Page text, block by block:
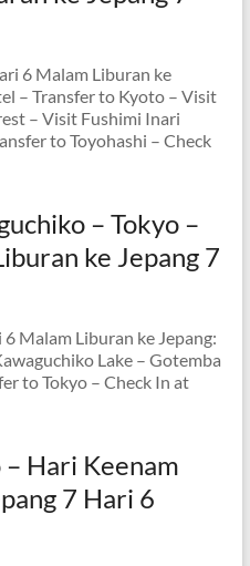
6 Malam Liburan ke
– Transfer to Kyoto – Visit
– Visit Fushimi Inari
to Toyohashi – Check
– Tokyo –
ke Jepang 7
Malam Liburan ke Jepang:
Lake – Gotemba
to Tokyo – Check In at
Hari Keenam
7 Hari 6